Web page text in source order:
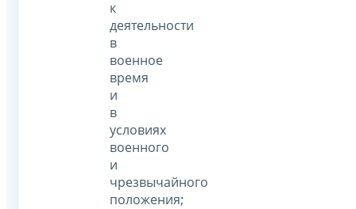
к
деятельности
в
военное
время
и
в
условиях
военного
и
чрезвычайного
положения;